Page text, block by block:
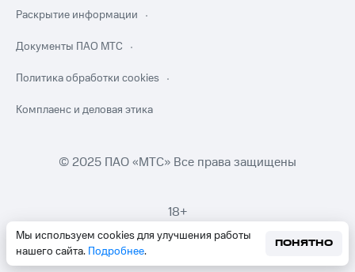
Мы используем cookies для улучшения работы
нашего сайта. Подробнее.
ПОНЯТНО
Раскрытие информации
Документы ПАО МТС
Политика обработки cookies
Комплаенс и деловая этика
© 2025 ПАО «МТС» Все права защищены
18+